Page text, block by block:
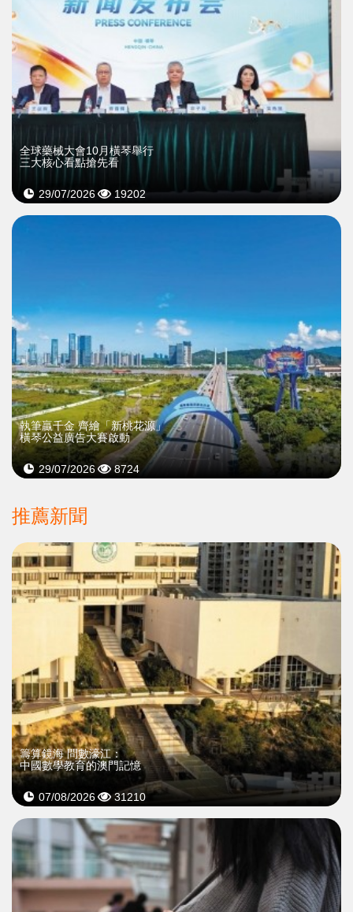
全球藥械大會10月橫琴舉行
三大核心看點搶先看
29/07/2026 19202
執筆贏千金 齊繪「新桃花源」
橫琴公益廣告大賽啟動
29/07/2026 8724
推薦新聞
籌算鏡海 問數濠江：
中國數學教育的澳門記憶
07/08/2026 31210